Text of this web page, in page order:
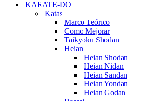
KARATE-DO
Katas
Marco Teórico
Como Mejorar
Taikyoku Shodan
Heian
Heian Shodan
Heian Nidan
Heian Sandan
Heian Yondan
Heian Godan